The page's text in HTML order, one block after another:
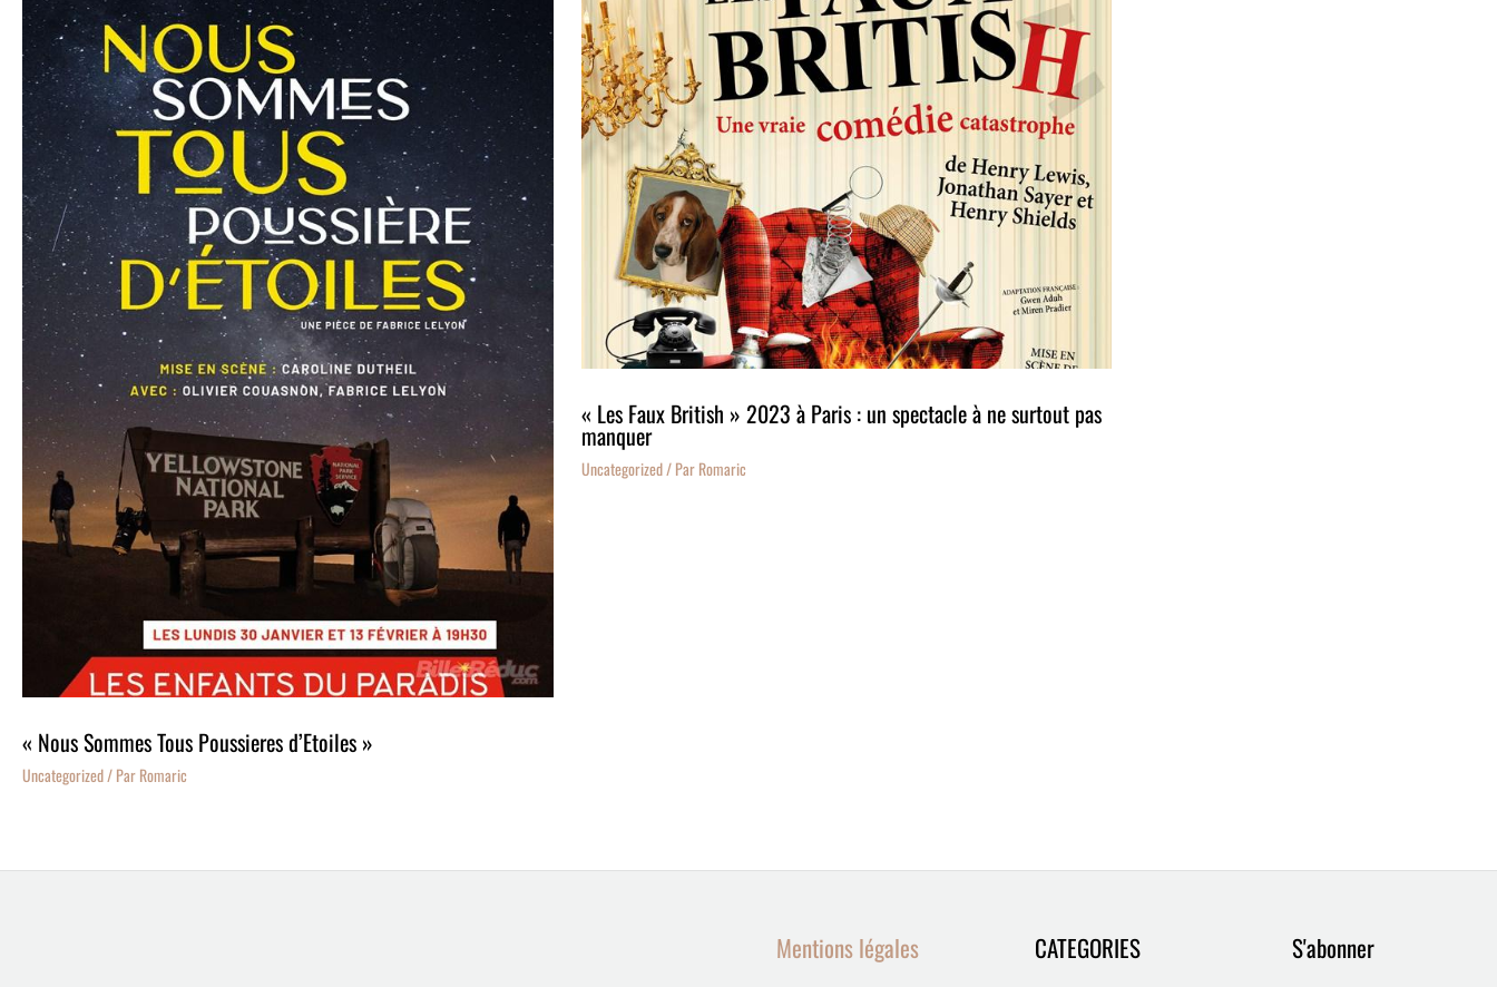
« Nous Sommes Tous Poussieres d’Etoiles »
Uncategorized/ ParRomaric
« Les Faux British » 2023 à Paris : un spectacle à ne surtout pas
manquer
Uncategorized/ ParRomaric
Mentions légales CATEGORIES S'abonner